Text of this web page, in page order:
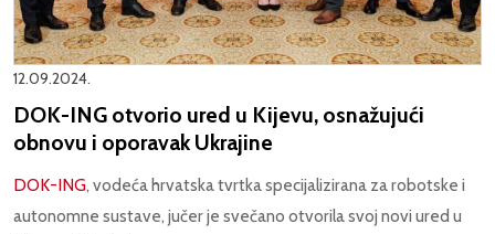
12.09.2024.
DOK-ING otvorio ured u Kijevu, osnažujući
obnovu i oporavak Ukrajine
DOK-ING, vodeća hrvatska tvrtka specijalizirana za robotske i
autonomne sustave, jučer je svečano otvorila svoj novi ured u